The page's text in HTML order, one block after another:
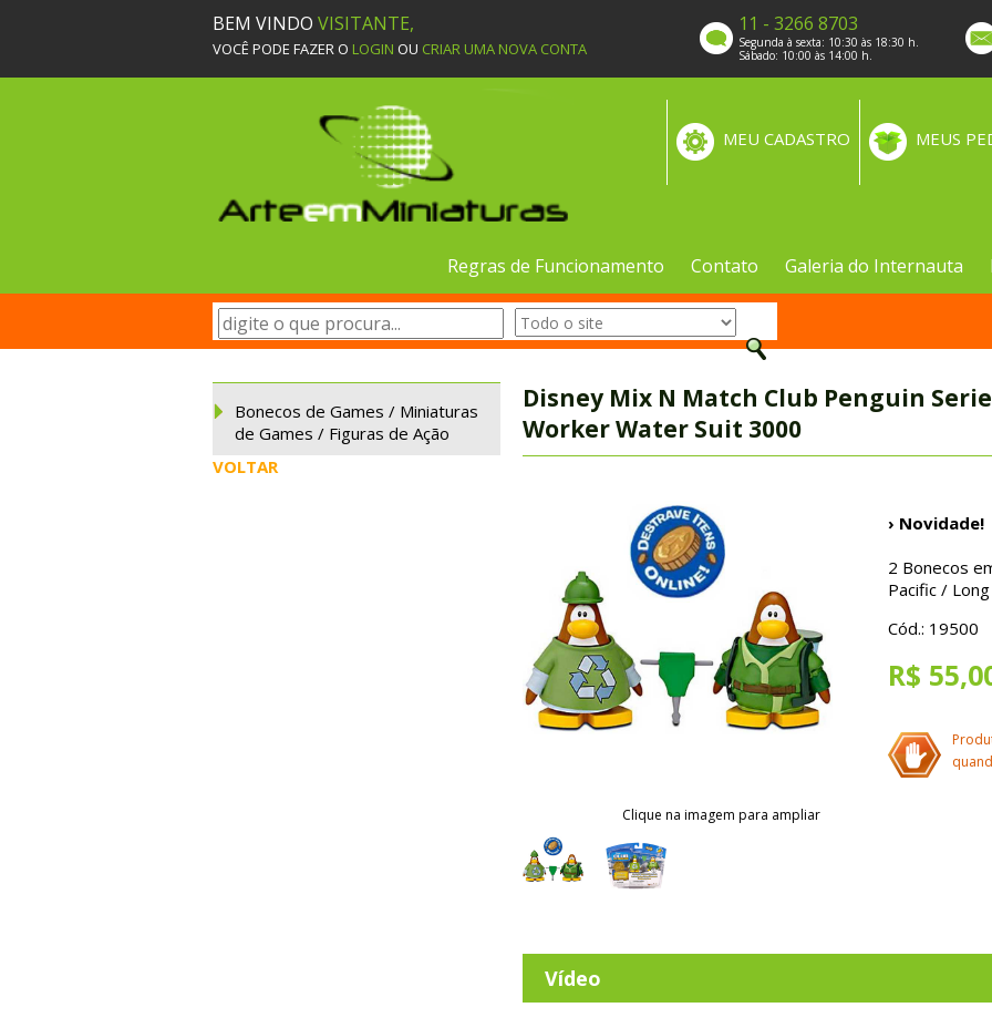
BEM VINDO VISITANTE,
VOCÊ PODE FAZER O LOGIN OU CRIAR UMA NOVA CONTA
11 - 3266 8703
Segunda à sexta: 10:30 às 18:30 h.
Sábado: 10:00 às 14:00 h.
MEUS
MEU CADASTRO
Regras de Funcionamento Contato Galeria do Internauta
Bonecos de Games / Miniaturas
de Games / Figuras de Ação
VOLTAR
Disney Mix N Match Club Penguin
Worker Water Suit 3000
Clique na imagem para ampliar
› Novidade!
2 Bonecos
Pacific /
Cód.: 19500
R$
Vídeo